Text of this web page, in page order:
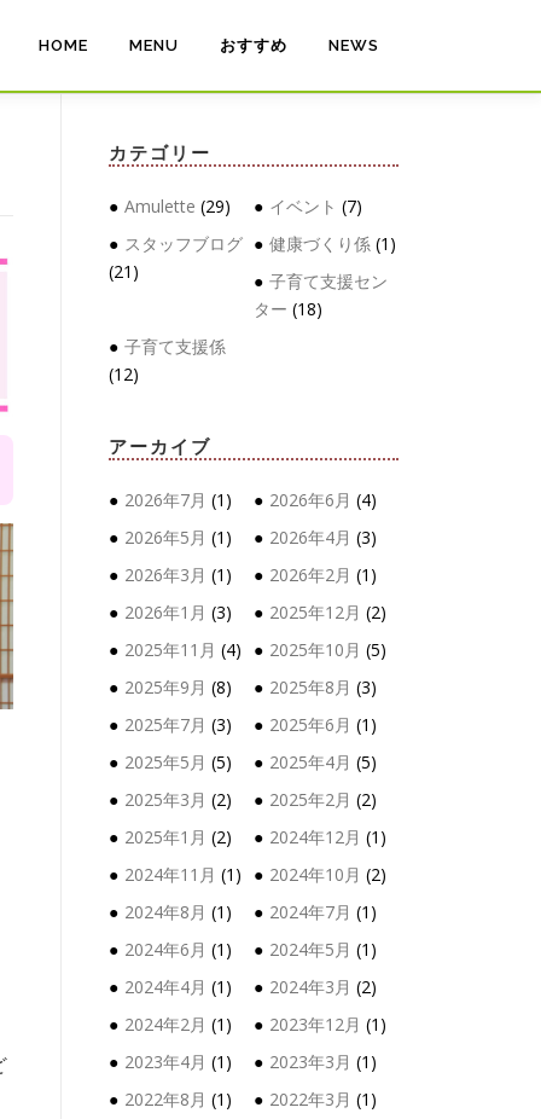
HOME MENU おすすめ NEWS
カテゴリー
Amulette (29) イベント (7)
スタッフブログ
(21)
健康づくり係 (1)
子育て支援セン
ター (18)
子育て支援係
(12)
アーカイブ
2026年7月 (1) 2026年6月 (4)
2026年5月 (1) 2026年4月 (3)
2026年3月 (1) 2026年2月 (1)
2026年1月 (3) 2025年12月 (2)
2025年11月 (4) 2025年10月 (5)
2025年9月 (8) 2025年8月 (3)
2025年7月 (3) 2025年6月 (1)
2025年5月 (5) 2025年4月 (5)
2025年3月 (2) 2025年2月 (2)
2025年1月 (2) 2024年12月 (1)
2024年11月 (1) 2024年10月 (2)
2024年8月 (1) 2024年7月 (1)
2024年6月 (1) 2024年5月 (1)
2024年4月 (1) 2024年3月 (2)
2024年2月 (1) 2023年12月 (1)
2023年4月 (1) 2023年3月 (1)
2022年8月 (1) 2022年3月 (1)